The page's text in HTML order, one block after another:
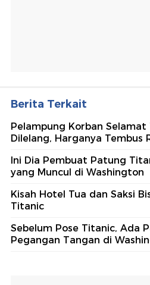
Berita Terkait
Pelampung Korban
Dilelang, Harganya Tembus
Ini Dia Pembuat Patung
yang Muncul di Washington
Kisah Hotel Tua dan Saksi
Titanic
Sebelum Pose Titanic, Ada
Pegangan Tangan di